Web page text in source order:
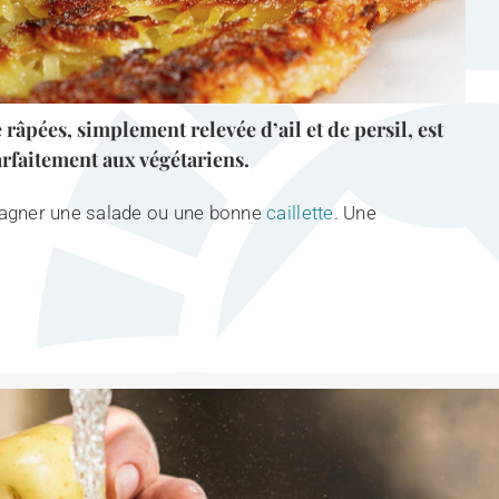
simplement relevée d’ail et de persil, est
aux végétariens.
une salade ou une bonnecaillette. Une